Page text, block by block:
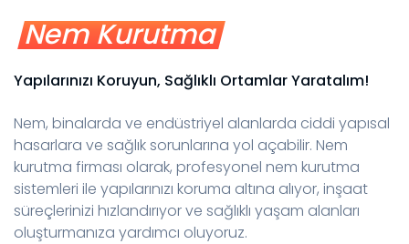
Nem Kurutma
Yapılarınızı Koruyun, Sağlıklı Ortamlar Yaratalım!
Nem, binalarda ve endüstriyel alanlarda ciddi yapısal
hasarlara ve sağlık sorunlarına yol açabilir. Nem
kurutma firması olarak, profesyonel nem kurutma
sistemleri ile yapılarınızı koruma altına alıyor, inşaat
süreçlerinizi hızlandırıyor ve sağlıklı yaşam alanları
oluşturmanıza yardımcı oluyoruz.